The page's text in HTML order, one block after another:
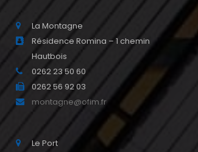
La Montagne
Résidence Romina – 1 chemin
Hautbois
0262 23 50 60
0262 56 92 03
montagne@ofim.fr
Le Port